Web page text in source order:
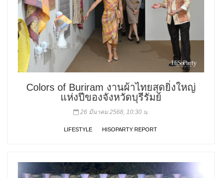
Colors of Buriram งานผ้าไทยสุดยิ่งใหญ่
แห่งปีของจังหวัดบุรีรัมย์
26 มีนาคม 2568, 10:30 น.
LIFESTYLE HISOPARTY REPORT